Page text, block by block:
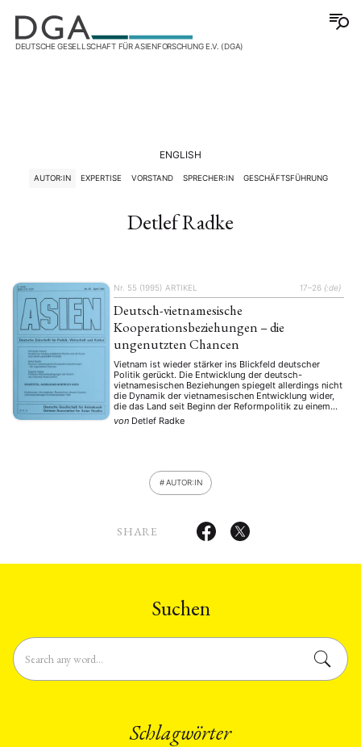
DEUTSCHE GESELLSCHAFT FÜR ASIENFORSCHUNG E.V. (DGA)
ENGLISH
AUTOR:IN EXPERTISE VORSTAND SPRECHER:IN GESCHÄFTSFÜHRUNG
Detlef Radke
Nr. 55 (1995) ARTIKEL 17–26 {:de}
Deutsch-vietnamesische
Kooperationsbeziehungen – die
ungenutzten Chancen
Vietnam ist wieder stärker ins Blickfeld deutscher
Politik gerückt. Die Entwicklung der deutsch-
vietnamesischen Beziehungen spiegelt allerdings nicht
die Dynamik der vietnamesischen Entwicklung wider,
die das Land seit Beginn der Reformpolitik zu einem
neuen Wachstumszentrum in Asien werden läßt. Die
Handelsbeziehungen bleiben hinter denen zu anderen
von Detlef Radke
AUTOR:IN
SHARE
Suchen
Schlagwörter